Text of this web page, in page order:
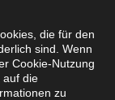
die für den
sind. Wenn
Cookie-Nutzung
auf die
zu